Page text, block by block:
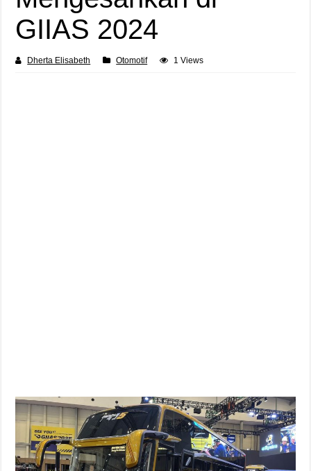
GIIAS 2024
Dherta Elisabeth Otomotif 1 Views